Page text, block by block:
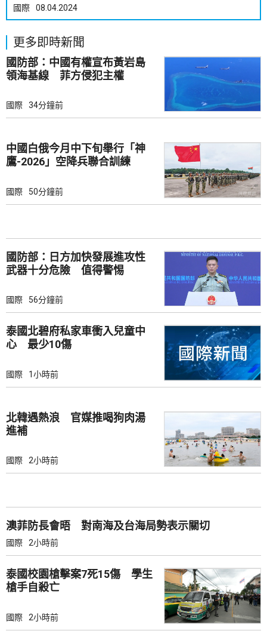
國際 08.04.2024
更多即時新聞
國防部：中國有權宣布黃岩島
領海基線 菲方侵犯主權
國際 34分鐘前
中國白俄今月中下旬舉行「神
鷹-2026」空降兵聯合訓練
國際 50分鐘前
國防部：日方加快發展進攻性
武器十分危險 值得警惕
國際 56分鐘前
泰國北碧府私家車衝入兒童中
心 最少10傷
國際 1小時前
北韓遇熱浪 官媒推喝狗肉湯
進補
國際 2小時前
澳菲防長會晤 對南海及台海局勢表示關切
國際 2小時前
泰國校園槍擊案7死15傷 學生
槍手自殺亡
國際 2小時前